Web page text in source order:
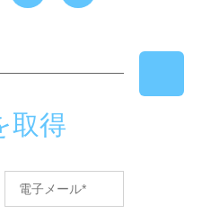
取得